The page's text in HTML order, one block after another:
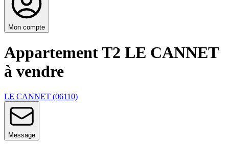
Mon compte
Appartement T2 LE CANNET
à vendre
LE CANNET (06110)
Message